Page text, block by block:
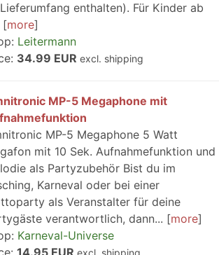
enthalten). Für Kinder ab
more
Leitermann
34.99 EUR excl. shipping
MP-5 Megaphone mit
MP-5 Megaphone 5 Watt
mit 10 Sek. Aufnahmefunktion und
als Partyzubehör Bist du im
Karneval oder bei einer
als Veranstalter für deine
verantwortlich, dann...
more
Karneval-Universe
14.95 EUR excl. shipping